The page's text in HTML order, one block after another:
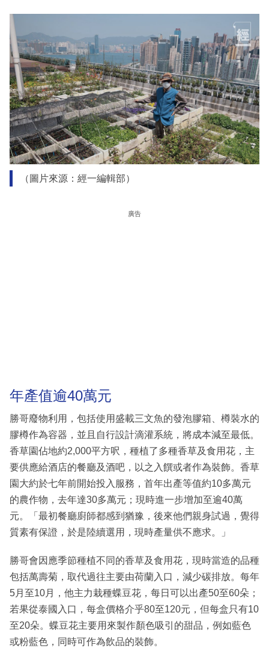
（圖片來源：經一編輯部）
廣告
年產值逾40萬元
勝哥廢物利用，包括使用盛載三文魚的發泡膠箱、樽裝水的
膠樽作為容器，並且自行設計滴灌系統，將成本減至最低。
香草園佔地約2,000平方呎，種植了多種香草及食用花，主
要供應給酒店的餐廳及酒吧，以之入饌或者作為裝飾。香草
園大約於七年前開始投入服務，首年出產等值約10多萬元
的農作物，去年達30多萬元；現時進一步增加至逾40萬
元。「最初餐廳廚師都感到猶豫，後來他們親身試過，覺得
質素有保證，於是陸續選用，現時產量供不應求。」
勝哥會因應季節種植不同的香草及食用花，現時當造的品種
包括萬壽菊，取代過往主要由荷蘭入口，減少碳排放。每年
5月至10月，他主力栽種蝶豆花，每日可以出產50至60朵；
若果從泰國入口，每盒價格介乎80至120元，但每盒只有10
至20朵。蝶豆花主要用來製作顏色吸引的甜品，例如藍色
或粉藍色，同時可作為飲品的裝飾。